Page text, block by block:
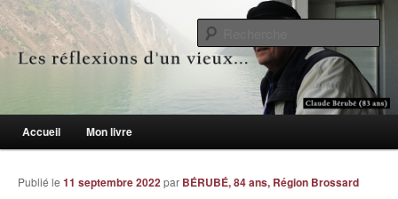
Les réflexions d'un vieux…
Le blogue des aînés de 65 ans et +
Menu principal
Aller au contenu principal
Aller au contenu secondaire
Accueil Mon livre
Publié le 11 septembre 2022par BÉRUBÉ, 84 ans, Région Brossard